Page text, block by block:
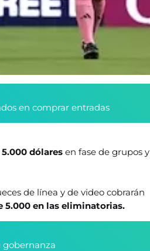
en comprar entradas
5.000 dólaresen fase de grupos y
de línea y de video cobrarán
5.000 en las eliminatorias.
gobernanza